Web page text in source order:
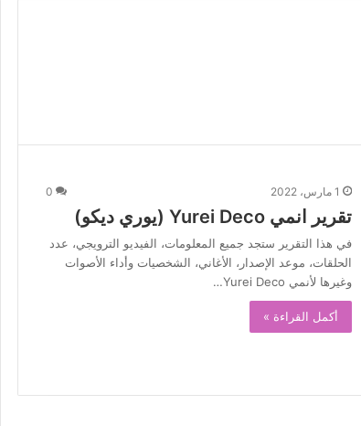
1 مارس، 2022 0
تقرير انمي Yurei Deco (يوري ديكو)
في هذا التقرير ستجد جميع المعلومات، الفيديو الترويجي، عدد
الحلقات، موعد الإصدار، الأغاني، الشخصيات وأداء الأصوات
وغيرها لأنمي Yurei Deco…
أكمل القراءة »